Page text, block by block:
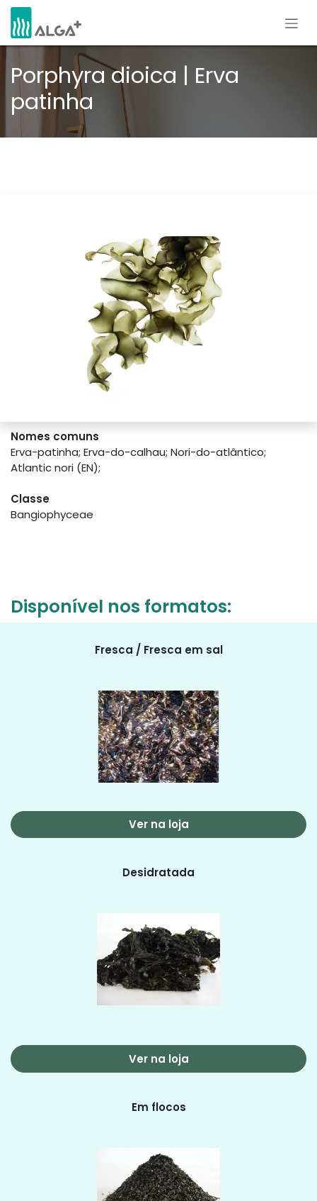
Pular para o conteúdo
Porphyra dioica | Erva
patinha
Nomes comuns
Erva-patinha; Erva-do-calhau; Nori-do-atlântico;
Atlantic nori (EN);
Classe
Bangiophyceae
Disponível nos formatos:
Fresca / Fresca em sal
Desidratada
Em flocos
Ver na loja
Ver na loja